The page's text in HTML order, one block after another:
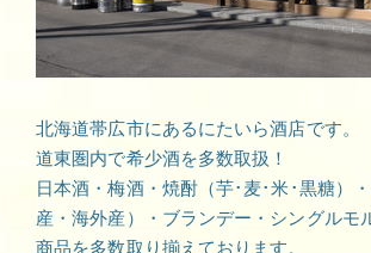
北海道帯広市にあるにたいら酒店です。
道東圏内で希少酒を多数取扱！
日本酒・梅酒・焼酎（芋･麦･米･黒糖）
産・海外産）・ブランデー・シングルモ
商品を多数取り揃えております。